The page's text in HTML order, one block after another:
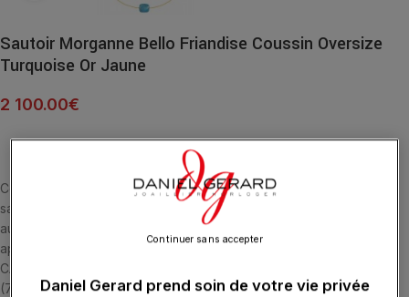
Sautoir Morganne Bello Friandise Coussin Oversize
Turquoise Or Jaune
2 100.00€
Cette collection emblématique met les pierres fines en majesté,
sans griffe, ni serti, au contact de la peau. La taille en « coussin »
aux multiples facettes apporte douceur et élégance. La Turquoise
apporte Harmonie et Epanouissement. SAUTOIR OR JAUNE 18
CARATS ET TURQUOISE COUSSIN OVERSIZE MULTI-FACETTÉE
(70.87 CARATS). « Les sautoirs ont une longueur de 90 cm. »
Daniel Gerard prend soin de votre vie privée
Continuer sans accepter